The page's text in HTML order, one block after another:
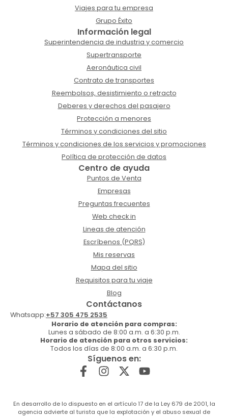
Viajes para tu empresa
Grupo Éxito
Información legal
Superintendencia de industria y comercio
Supertransporte
Aeronáutica civil
Contrato de transportes
Reembolsos, desistimiento o retracto
Deberes y derechos del pasajero
Protección a menores
Términos y condiciones del sitio
Términos y condiciones de los servicios y promociones
Política de protección de datos
Centro de ayuda
Puntos de Venta
Empresas
Preguntas frecuentes
Web check in
Lineas de atención
Escríbenos (PQRS)
Mis reservas
Mapa del sitio
Requisitos para tu viaje
Blog
Contáctanos
Whatsapp:+57 305 475 2535
Horario de atención para compras:
Lunes a sábado de 8:00 a.m. a 6:30 p.m.
Horario de atención para otros servicios:
Todos los días de 8:00 a.m. a 6:30 p.m.
Síguenos en:
En desarrollo de lo dispuesto en el artículo 17 de la Ley 679 de 2001, la
agencia advierte al turista que la explotación y el abuso sexual de